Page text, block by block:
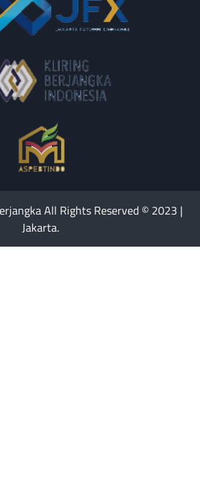
All Rights Reserved © 2023 |
Jakarta.